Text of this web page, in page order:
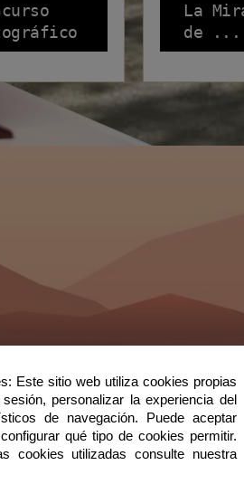
Este sitio web utiliza cookies propias
personalizar la experiencia del
de navegación. Puede aceptar
qué tipo de cookies permitir.
cookies utilizadas consulte nuestra
La
de ...